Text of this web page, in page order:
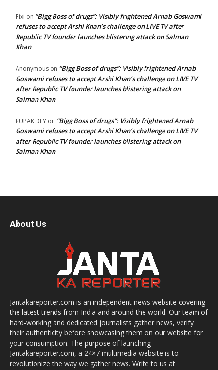
Pixi on “Bigg Boss of drugs”: Visibly frightened Arnab Goswami
refuses to accept Arshi Khan’s challenge on LIVE TV after
Republic TV founder launches blistering attack on Salman
Khan
Anonymous on “Bigg Boss of drugs”: Visibly frightened Arnab
Goswami refuses to accept Arshi Khan’s challenge on LIVE TV
after Republic TV founder launches blistering attack on
Salman Khan
RUPAK DEY on “Bigg Boss of drugs”: Visibly frightened Arnab
Goswami refuses to accept Arshi Khan’s challenge on LIVE TV
after Republic TV founder launches blistering attack on
Salman Khan
About Us
Jantakareporter.com is an independent news website covering
the latest trends from India and around the world. Our team of
hard-working and dedicated journalists gather news, verify
their authenticity before showcasing them on our website for
your consumption. The purpose of launching
Jantakareporter.com, a 24×7 multimedia website is to
revolutionize the way we gather news. Write to us at